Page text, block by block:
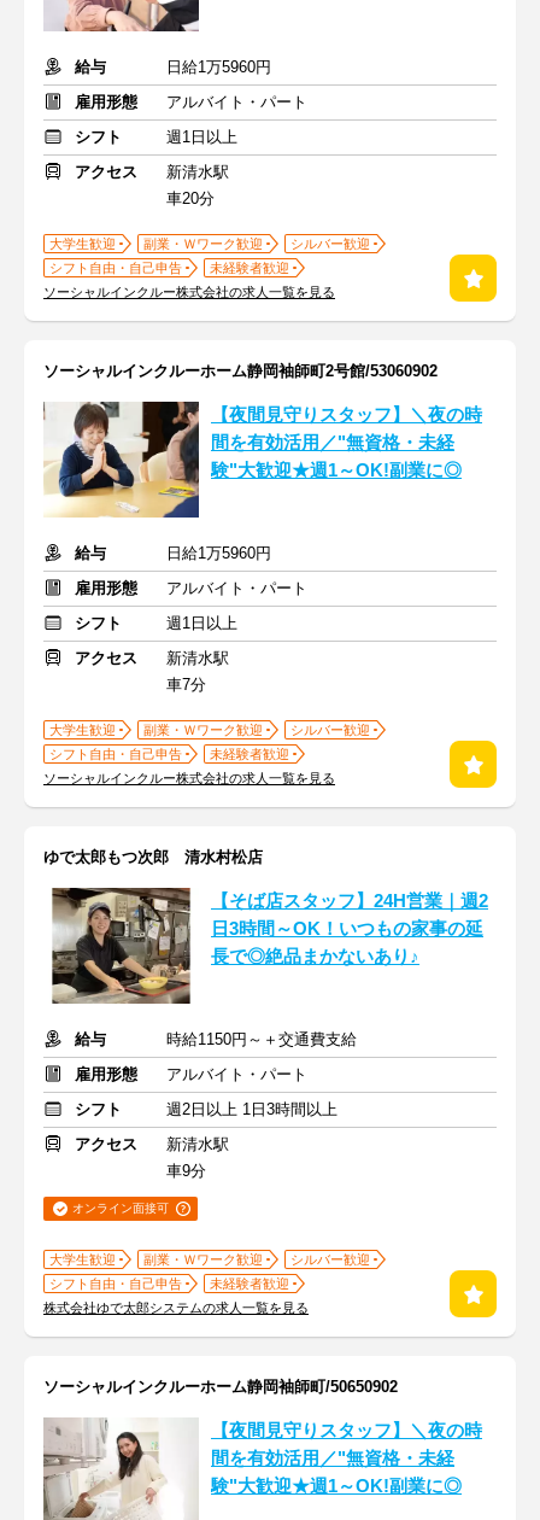
給与
日給1万5960円
雇用形態
アルバイト・パート
シフト
週1日以上
アクセス
新清水駅
車20分
大学生歓迎 副業・Ｗワーク歓迎
シルバー歓迎
シフト自由・自己申告
未経験者歓迎
ソーシャルインクルー株式会社の求人一覧を見る
ソーシャルインクルーホーム静岡袖師町2号館/53060902
【夜間見守りスタッフ】＼夜の時
間を有効活用／"無資格・未経
験"大歓迎★週1～OK!副業に◎
給与
日給1万5960円
雇用形態
アルバイト・パート
シフト
週1日以上
アクセス
新清水駅
車7分
大学生歓迎 副業・Ｗワーク歓迎
シルバー歓迎
シフト自由・自己申告
未経験者歓迎
ソーシャルインクルー株式会社の求人一覧を見る
ゆで太郎もつ次郎 清水村松店
【そば店スタッフ】24H営業｜週2
日3時間～OK！いつもの家事の延
長で◎絶品まかないあり♪
給与
時給1150円～＋交通費支給
雇用形態
アルバイト・パート
シフト
週2日以上 1日3時間以上
アクセス
新清水駅
車9分
オンライン面接可
大学生歓迎 副業・Ｗワーク歓迎
シルバー歓迎
シフト自由・自己申告
未経験者歓迎
株式会社ゆで太郎システムの求人一覧を見る
ソーシャルインクルーホーム静岡袖師町/50650902
【夜間見守りスタッフ】＼夜の時
間を有効活用／"無資格・未経
験"大歓迎★週1～OK!副業に◎